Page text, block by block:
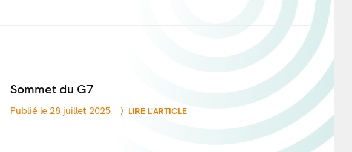
Sommet du G7
Publié le 28 juillet 2025 LIRE L'ARTICLE